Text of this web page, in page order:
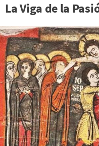
La Viga de la